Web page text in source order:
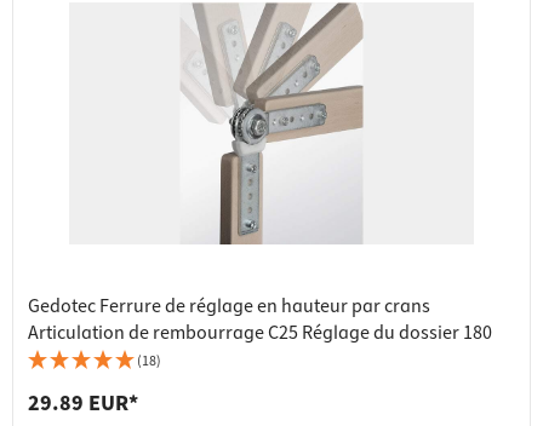
Gedotec Ferrure de réglage en hauteur par crans
Articulation de rembourrage C25 Réglage du dossier 180
(18)
29.89 EUR*